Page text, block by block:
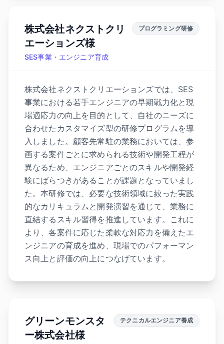
株式会社ネクストクリ
エーションズ様
SES事業・エンジニア育成
プログラミング研修
株式会社ネクストクリエーションズでは、SES
事業における若手エンジニアの早期戦力化と現
場適応力の向上を目的として、自社のニーズに
合わせたカスタマイズ型の研修プログラムを導
入しました。顧客先常駐の業務においては、参
画する案件ごとに求められる技術や開発工程が
異なるため、エンジニアごとのスキルや開発経
験にばらつきがあることが課題となっていまし
た。本研修では、必要な技術領域に絞った実践
的なカリキュラムと開発演習を通じて、業務に
直結するスキル習得を推進しています。これに
より、各案件に応じた柔軟な対応力を備えたエ
ンジニアの育成を進め、現場でのパフォーマン
ス向上と評価の向上につなげています。
グリーンモンスタ
ー株式会社様
テクニカルエンジニア養成